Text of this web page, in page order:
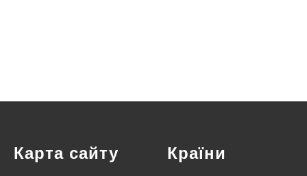
Карта сайту Країни